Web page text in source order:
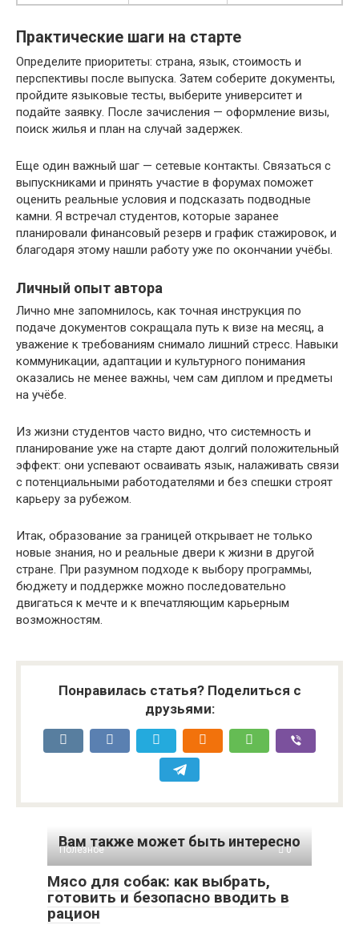
Практические шаги на старте
Определите приоритеты: страна, язык, стоимость и
перспективы после выпуска. Затем соберите документы,
пройдите языковые тесты, выберите университет и
подайте заявку. После зачисления — оформление визы,
поиск жилья и план на случай задержек.
Еще один важный шаг — сетевые контакты. Связаться с
выпускниками и принять участие в форумах поможет
оценить реальные условия и подсказать подводные
камни. Я встречал студентов, которые заранее
планировали финансовый резерв и график стажировок, и
благодаря этому нашли работу уже по окончании учёбы.
Личный опыт автора
Лично мне запомнилось, как точная инструкция по
подаче документов сокращала путь к визе на месяц, а
уважение к требованиям снимало лишний стресс. Навыки
коммуникации, адаптации и культурного понимания
оказались не менее важны, чем сам диплом и предметы
на учёбе.
Из жизни студентов часто видно, что системность и
планирование уже на старте дают долгий положительный
эффект: они успевают осваивать язык, налаживать связи
с потенциальными работодателями и без спешки строят
карьеру за рубежом.
Итак, образование за границей открывает не только
новые знания, но и реальные двери к жизни в другой
стране. При разумном подходе к выбору программы,
бюджету и поддержке можно последовательно
двигаться к мечте и к впечатляющим карьерным
возможностям.
Понравилась статья? Поделиться с
друзьями:
Вам также может быть интересно
Полезное 0
Мясо для собак: как выбрать,
готовить и безопасно вводить в
рацион